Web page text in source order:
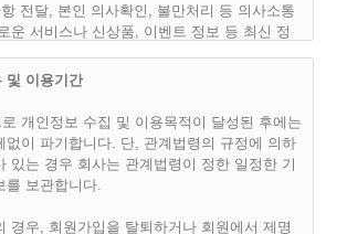
경된 약관에 동의하지 않으면, 언제나 "서비
고, 이용계약을 해지할 수 있습니다. 약관의
계속적인 "서비스" 이용은 약관의 변경사항
동의로 간주됩니다.
칙)
전달, 본인 의사확인, 불만처리 등 의사소통
운 서비스나 신상품, 이벤트 정보 등 최신 정
계학적 분석에 사용됩니다.
개인맞춤서비스를 제공하기 위한 자료로 사용
및 이용기간
개인정보 수집 및 이용목적이 달성된 후에는
없이 파기합니다. 단, 관계법령의 규정에 의하
있는 경우 회사는 관계법령이 정한 일정한 기
를 보관합니다.
경우, 회원가입을 탈퇴하거나 회원에서 제명